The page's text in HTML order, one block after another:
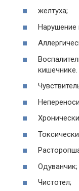
желтуха;
кишечнике.
Одуванчик;
Чистотел;